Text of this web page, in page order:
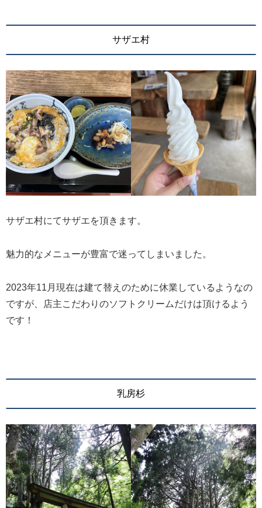
サザエ村
サザエ村にてサザエを頂きます。
魅力的なメニューが豊富で迷ってしまいました。
2023年11月現在は建て替えのために休業しているようなの
ですが、店主こだわりのソフトクリームだけは頂けるよう
です！
乳房杉